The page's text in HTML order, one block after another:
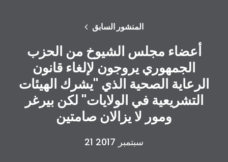
المنشور السابق
أعضاء مجلس الشيوخ من الحزب
الجمهوري يروجون لإلغاء قانون
الرعاية الصحية الذي "يشرك الهيئات
التشريعية في الولايات" لكن بيرغر
ومور لا يزالان صامتين
21 سبتمبر 2017